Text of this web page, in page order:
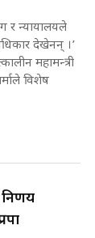
दुई झोला
|
सुवास
र न्यायालयले
देखेनन् ।’
महामन्त्री
विशेष